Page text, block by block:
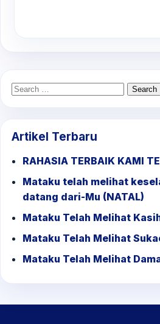
Search
Artikel Terbaru
RAHASIA TERBAIK KAMI
Mataku telah melihat
datang dari-Mu (NATAL)
Mataku Telah Melihat
Mataku Telah Melihat
Mataku Telah Melihat